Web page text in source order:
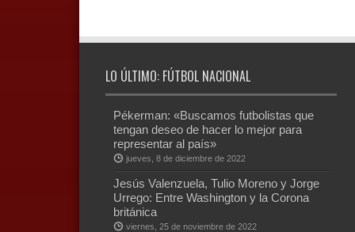
LO ÚLTIMO: FÚTBOL NACIONAL
Pékerman: «Buscamos futbolistas que
tengan deseo de hacer lo mejor para
representar al país»
jueves, 8 de diciembre de 2022
Jesús Valenzuela, Tulio Moreno y Jorge
Urrego: Entre Washington y la Corona
británica
viernes, 25 de noviembre de 2022